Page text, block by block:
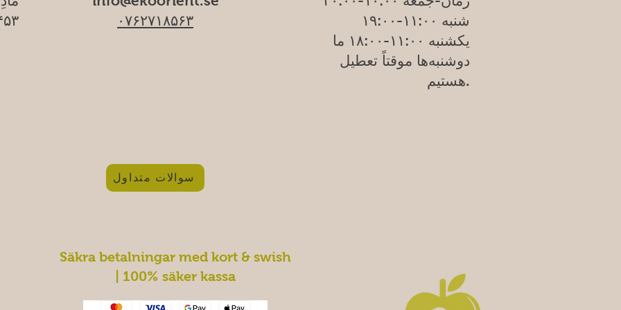
۱۷۴۵۳
۰۷۶۲۷۱۸۵۶۳
سوالات متداول
شنبه ۱۱:۰۰-۱۹:۰۰
یکشنبه ۱۱:۰۰-۱۸:۰۰
ما
دوشنبه‌ها موقتاً تعطیل
هستیم.
Säkra betalningar med kort & swish
| 100% säker kassa